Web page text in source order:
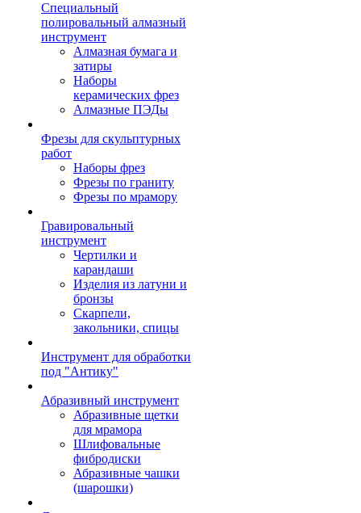
Специальный
полировальный алмазный
инструмент
Алмазная бумага и
затиры
Наборы
керамических фрез
Алмазные ПЭДы
Фрезы для скульптурных
работ
Наборы фрез
Фрезы по граниту
Фрезы по мрамору
Гравировальный
инструмент
Чертилки и
карандаши
Изделия из латуни и
бронзы
Скарпели,
закольники, спицы
Инструмент для обработки
под "Антику"
Абразивный инструмент
Абразивные щетки
для мрамора
Шлифовальные
фибродиски
Абразивные чашки
(шарошки)